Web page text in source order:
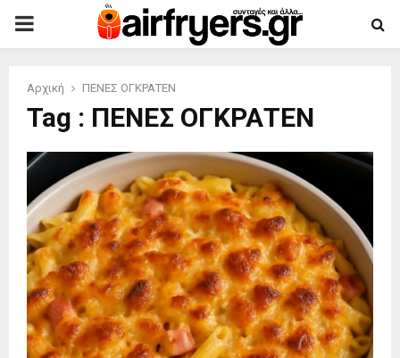
PRIMARY
Αρχική ΠΕΝΕΣ ΟΓΚΡΑΤΕΝ
Tag : ΠΕΝΕΣ ΟΓΚΡΑΤΕΝ